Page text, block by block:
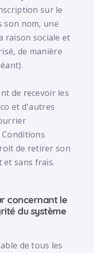
sur le
son nom, une
raison sociale et
de manière
de recevoir les
et d'autres
de retirer son
sans frais.
concernant le
du système
de tous les